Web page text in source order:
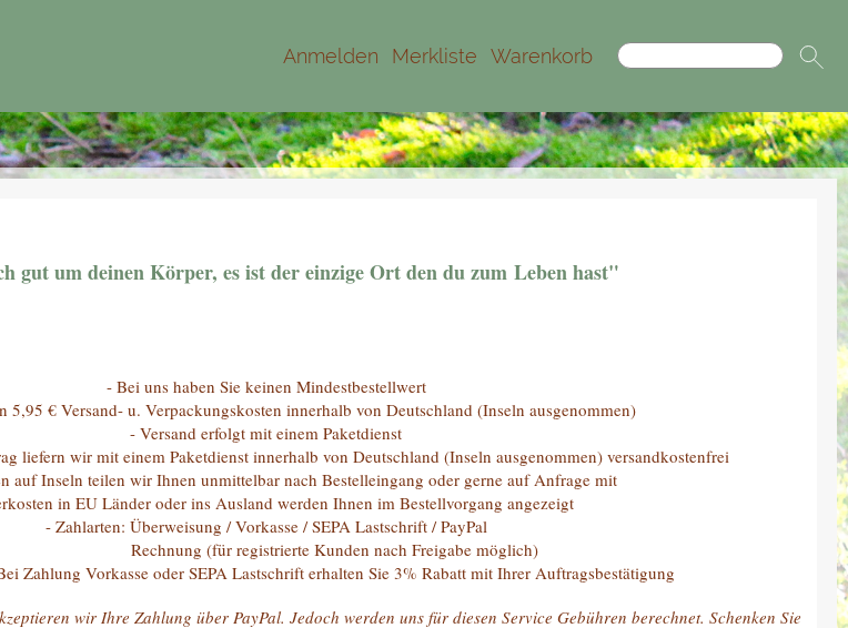
Anmelden Merkliste Warenkorb
gut um deinen Körper, es ist der einzige Ort den du zumLeben hast"
- Bei uns haben Sie keinen Mindestbestellwert
5,95 € Versand- u. Verpackungskosten innerhalb von Deutschland (Inseln ausgenommen)
- Versand erfolgt mit einem Paketdienst
liefern wir mit einem Paketdienst innerhalb von Deutschland (Inseln ausgenommen) versandkostenfrei
auf Inseln teilen wir Ihnen unmittelbar nach Bestelleingang oder gerne auf Anfrage mit
in EU Länder oder ins Ausland werden Ihnen im Bestellvorgang angezeigt
- Zahlarten: Überweisung / Vorkasse / SEPA Lastschrift / PayPal
Rechnung (für registrierte Kunden nach Freigabe möglich)
oder SEPA Lastschrift erhalten Sie 3% Rabatt mit Ihrer Auftragsbestätigung
wir Ihre Zahlung über PayPal. Jedoch werden uns für diesen Service Gebühren berechnet. Schenken Sie